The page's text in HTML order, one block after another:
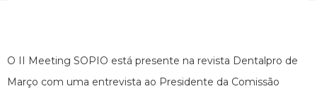
O II Meeting SOPIO está presente na revista Dentalpro de
Março com uma entrevista ao Presidente da Comissão